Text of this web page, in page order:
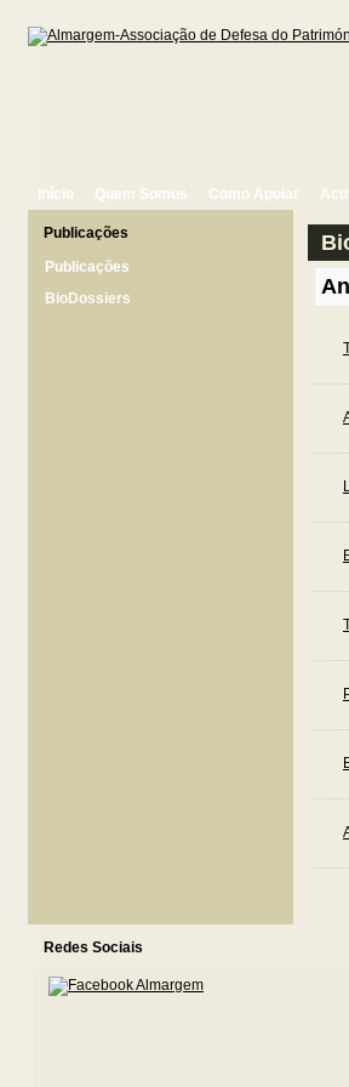
Início Quem Somos Como Apoiar
Publicações
Publicações
BioDossiers
Redes Sociais